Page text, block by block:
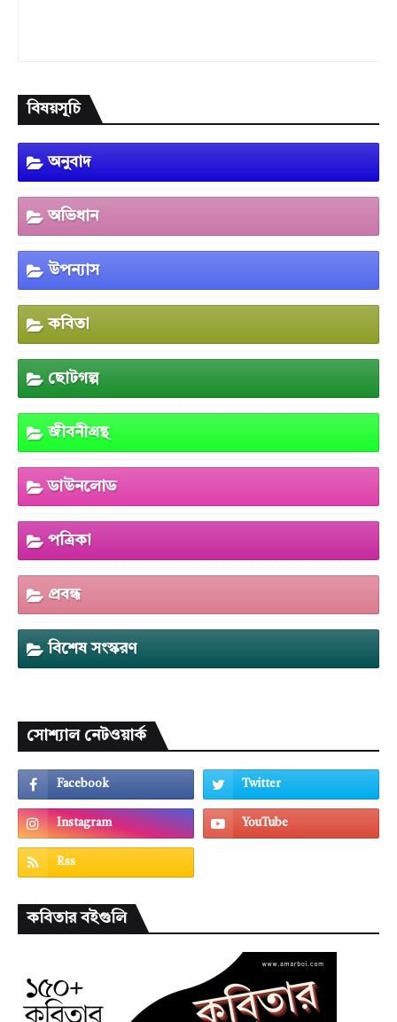
বিষয়সূচি
অনুবাদ
অভিধান
উপন্যাস
কবিতা
ছোটগল্প
জীবনীগ্রন্থ
ডাউনলোড
পত্রিকা
প্রবন্ধ
বিশেষ সংস্করণ
সোশ্যাল নেটওয়ার্ক
কবিতার বইগুলি